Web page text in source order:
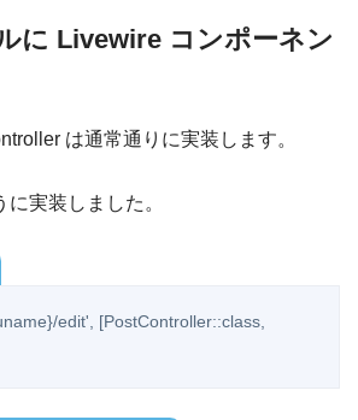
に Livewire コンポーネン
は通常通りに実装します。
実装しました。
edit', [PostController::class,